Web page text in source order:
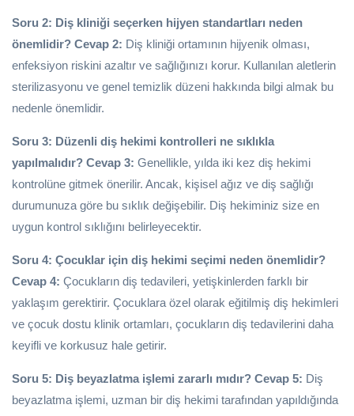
Soru 2: Diş kliniği seçerken hijyen standartları neden
önemlidir? Cevap 2: Diş kliniği ortamının hijyenik olması,
enfeksiyon riskini azaltır ve sağlığınızı korur. Kullanılan aletlerin
sterilizasyonu ve genel temizlik düzeni hakkında bilgi almak bu
nedenle önemlidir.
Soru 3: Düzenli diş hekimi kontrolleri ne sıklıkla
yapılmalıdır? Cevap 3: Genellikle, yılda iki kez diş hekimi
kontrolüne gitmek önerilir. Ancak, kişisel ağız ve diş sağlığı
durumunuza göre bu sıklık değişebilir. Diş hekiminiz size en
uygun kontrol sıklığını belirleyecektir.
Soru 4: Çocuklar için diş hekimi seçimi neden önemlidir?
Cevap 4: Çocukların diş tedavileri, yetişkinlerden farklı bir
yaklaşım gerektirir. Çocuklara özel olarak eğitilmiş diş hekimleri
ve çocuk dostu klinik ortamları, çocukların diş tedavilerini daha
keyifli ve korkusuz hale getirir.
Soru 5: Diş beyazlatma işlemi zararlı mıdır? Cevap 5: Diş
beyazlatma işlemi, uzman bir diş hekimi tarafından yapıldığında